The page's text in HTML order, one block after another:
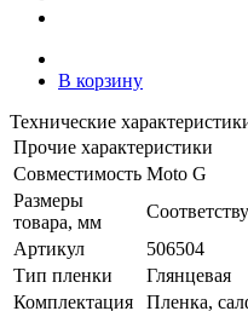
В корзину
Технические
Прочие характеристики
Совместимость Moto G
Размеры
товара, мм
Артикул
506504
Тип пленки
Глянцевая
Комплектация
Пленка,